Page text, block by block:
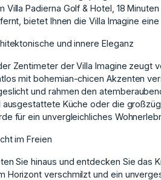
Villa Padierna Golf & Hotel, 18
bietet Ihnen die Villa Imagine
und innere Eleganz
Zentimeter der Villa Imagine zeugt
mit bohemian-chicen Akzenten
und rahmen den
ausgestattete Küche oder die
für ein unvergleichliches
im Freien
Sie hinaus und entdecken Sie das
Horizont verschmilzt und ein